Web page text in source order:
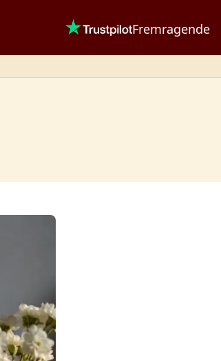
Fremragende